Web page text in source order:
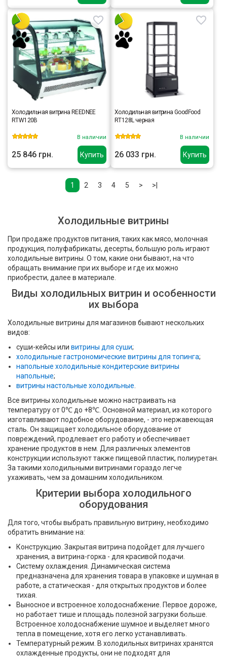
Купить
Холодильная витрина REEDNEE
RTW120B
В наличии
25 846 грн. Купить
Холодильная витрина GoodFood
RT128L черная
В наличии
26 033 грн.
1 2 3 4 5 > >|
Холодильные витрины
При продаже продуктов питания, таких как мясо, молочная
продукция, полуфабрикаты, десерты, большую роль играют
холодильные витрины. О том, какие они бывают, на что
обращать внимание при их выборе и где их можно
приобрести, далее в материале.
Виды холодильных витрин и особенности
их выбора
Холодильные витрины для магазинов бывают нескольких
видов:
суши-кейсы или витрины для суши;
холодильные гастрономические витрины для топинга;
напольные холодильные кондитерские витрины
напольные;
витрины настольные холодильные
Все витрины холодильные можно настраивать на
температуру от 0℃ до +8℃. Основной материал, из которого
изготавливают подобное оборудование, - это нержавеющая
сталь. Он защищает холодильное оборудование от
повреждений, продлевает его работу и обеспечивает
хранение продуктов в нем. Для различных элементов
конструкции используют также пищевой пластик, полиуретан.
За такими холодильными витринами гораздо легче
ухаживать, чем за домашним холодильником.
Критерии выбора холодильного
оборудования
Для того, чтобы выбрать правильную витрину, необходимо
обратить внимание на:
Конструкцию. Закрытая витрина подойдет для лучшего
хранения, а витрина-горка - для красивой подачи.
Систему охлаждения. Динамическая система
предназначена для хранения товара в упаковке и шумная в
работе, а статическая - для открытых продуктов и более
тихая.
Выносное и встроенное холодоснабжение. Первое дороже,
но работает тише и площадь полезной загрузки больше.
Встроенное холодоснабжение шумное и выделяет много
тепла в помещение, хотя его легко устанавливать.
Температурный режим. В холодильных витринах хранятся
охлажденные продукты, они не подходят для